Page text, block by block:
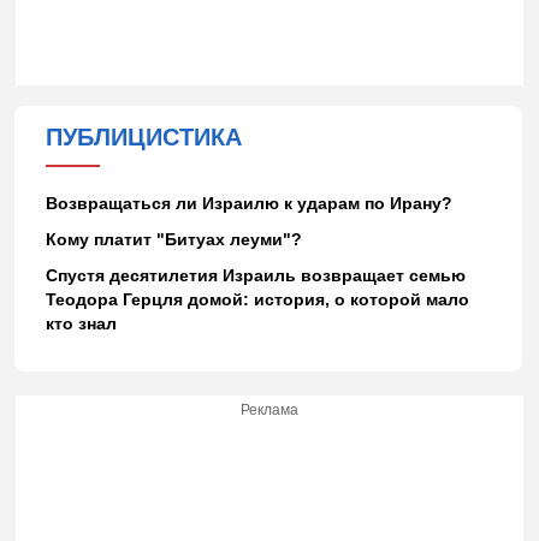
ПУБЛИЦИСТИКА
Возвращаться ли Израилю к ударам по Ирану?
Кому платит "Битуах леуми"?
Спустя десятилетия Израиль возвращает семью
Теодора Герцля домой: история, о которой мало
кто знал
Реклама